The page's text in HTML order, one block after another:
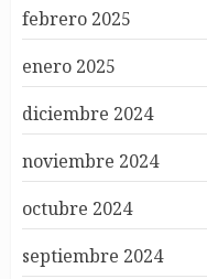
febrero 2025
enero 2025
diciembre 2024
noviembre 2024
octubre 2024
septiembre 2024